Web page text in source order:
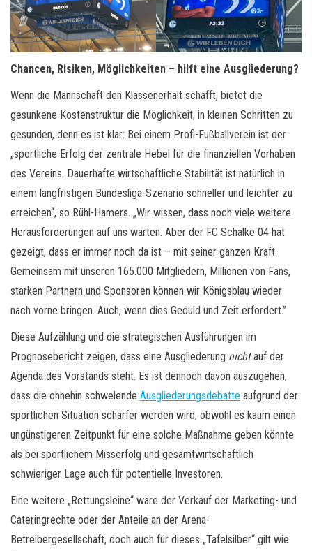
Chancen, Risiken, Möglichkeiten – hilft eine Ausgliederung?
Wenn die Mannschaft den Klassenerhalt schafft, bietet die
gesunkene Kostenstruktur die Möglichkeit, in kleinen Schritten zu
gesunden, denn es ist klar: Bei einem Profi-Fußballverein ist der
„sportliche Erfolg der zentrale Hebel für die finanziellen Vorhaben
des Vereins. Dauerhafte wirtschaftliche Stabilität ist natürlich in
einem langfristigen Bundesliga-Szenario schneller und leichter zu
erreichen“, so Rühl-Hamers. „Wir wissen, dass noch viele weitere
Herausforderungen auf uns warten. Aber der FC Schalke 04 hat
gezeigt, dass er immer noch da ist – mit seiner ganzen Kraft.
Gemeinsam mit unseren 165.000 Mitgliedern, Millionen von Fans,
starken Partnern und Sponsoren können wir Königsblau wieder
nach vorne bringen. Auch, wenn dies Geduld und Zeit erfordert.”
Diese Aufzählung und die strategischen Ausführungen im
Prognosebericht zeigen, dass eine Ausgliederung nichtauf der
Agenda des Vorstands steht. Es ist dennoch davon auszugehen,
dass die ohnehin schwelende Ausgliederungsdebatte aufgrund der
sportlichen Situation schärfer werden wird, obwohl es kaum einen
ungünstigeren Zeitpunkt für eine solche Maßnahme geben könnte
als bei sportlichem Misserfolg und gesamtwirtschaftlich
schwieriger Lage auch für potentielle Investoren.
Eine weitere „Rettungsleine“ wäre der Verkauf der Marketing- und
Cateringrechte oder der Anteile an der Arena-
Betreibergesellschaft, doch auch für dieses „Tafelsilber“ gilt wie